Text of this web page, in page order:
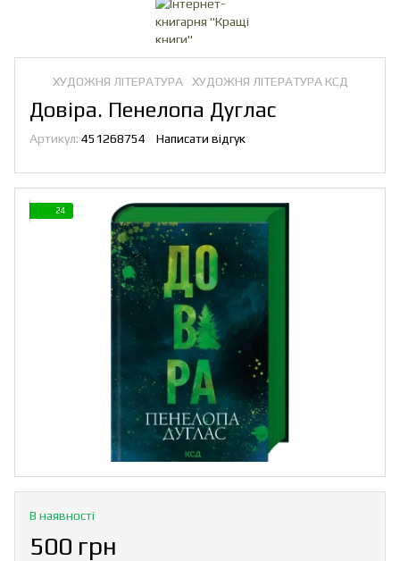
ХУДОЖНЯ ЛІТЕРАТУРА ХУДОЖНЯ ЛІТЕРАТУРА КСД
Довіра. Пенелопа Дуглас
Артикул: 451268754 Написати відгук
24
В наявності
500 грн